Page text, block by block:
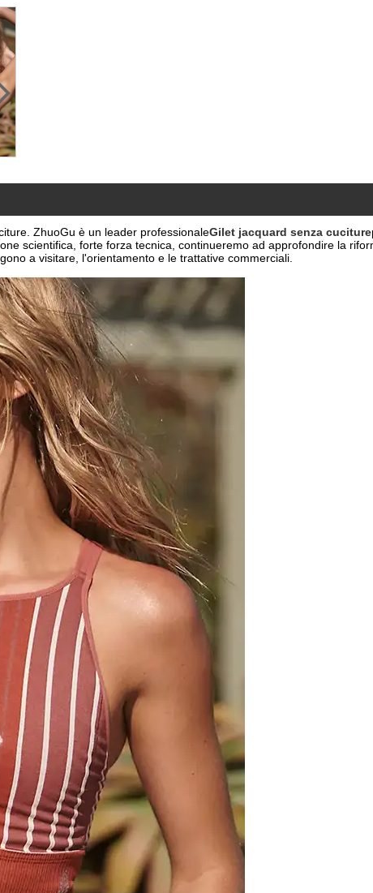
ZhuoGu è un leader professionaleGilet jacquard senza cuciture
scientifica, forte forza tecnica, continueremo ad approfondire la
a visitare, l'orientamento e le trattative commerciali.